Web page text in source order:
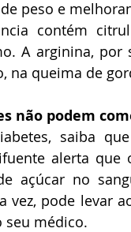
peso e
contém
A arginina,
na queima de
não podem
saiba
alerta
açúcar no
vez, pode levar
seu médico.